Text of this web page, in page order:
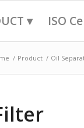
▾ ISO
/ Product / Oil